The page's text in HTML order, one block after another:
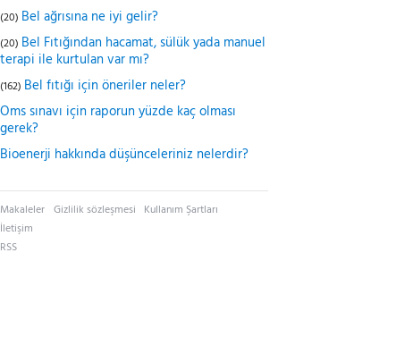
(20) Bel ağrısına ne iyi gelir?
(20) Bel Fıtığından hacamat, sülük yada manuel
terapi ile kurtulan var mı?
(162) Bel fıtığı için öneriler neler?
Oms sınavı için raporun yüzde kaç olması
gerek?
Bioenerji hakkında düşünceleriniz nelerdir?
Makaleler Gizlilik sözleşmesi Kullanım Şartları
İletişim
RSS